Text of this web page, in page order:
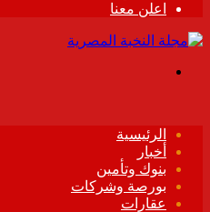
اعلن معنا
الرئيسية
أخبار
بنوك وتأمين
بورصة وشركات
عقارات